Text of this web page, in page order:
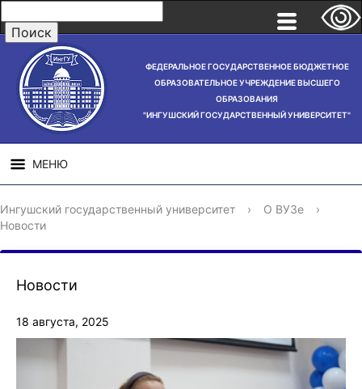
ФЕДЕРАЛЬНОЕ ГОСУДАРСТВЕННОЕ БЮДЖЕТНОЕ
ОБРАЗОВАТЕЛЬНОЕ УЧРЕЖДЕНИЕ ВЫСШЕГО
ОБРАЗОВАНИЯ
"ИНГУШСКИЙ ГОСУДАРСТВЕННЫЙ УНИВЕРСИТЕТ"
МЕНЮ
СВЕДЕНИЯ ОБ
ОБРАЗОВАТЕЛЬНОЙ
НАУЧНАЯ
ДЕЯТЕЛЬНОСТЬ
Ингушский государственный университет › О ВУЗе
›
Новости
Новости
18 августа, 2025